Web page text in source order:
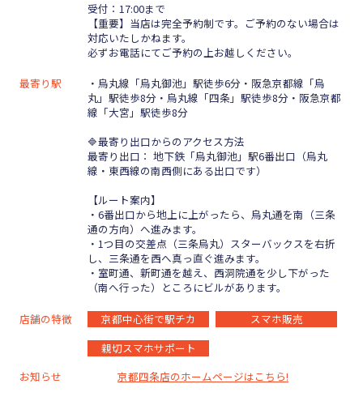
受付：17:00まで
【重要】当店は完全予約制です。ご予約のない場合は
対応いたしかねます。
必ずお電話にてご予約の上お越しください。
最寄り駅
・烏丸線「烏丸御池」駅徒歩6分・阪急京都線「烏
丸」駅徒歩8分・烏丸線「四条」駅徒歩8分・阪急京都
線「大宮」駅徒歩8分
🔷最寄り出口からのアクセス方法
最寄り出口： 地下鉄「烏丸御池」駅6番出口（烏丸
線・東西線の南西側にある出口です）
【ルート案内】
・6番出口から地上に上がったら、烏丸通を南（三条
通の方向）へ進みます。
・1つ目の交差点（三条烏丸）スターバックスを右折
し、三条通を西へ真っ直ぐ進みます。
・室町通、新町通を越え、西洞院通を少し下がった
（南へ行った）ところにビルがあります。
店舗の特徴 京都中心街で駅チカ
スマホ販売
親切スマホサポート
お知らせ
京都四条店のホームページはこちら!